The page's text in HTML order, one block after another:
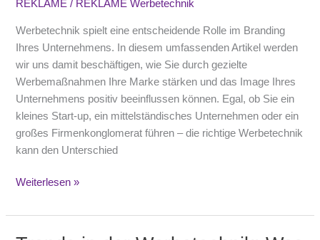
REKLAME / REKLAME Werbetechnik
Werbetechnik spielt eine entscheidende Rolle im Branding
Ihres Unternehmens. In diesem umfassenden Artikel werden
wir uns damit beschäftigen, wie Sie durch gezielte
Werbemaßnahmen Ihre Marke stärken und das Image Ihres
Unternehmens positiv beeinflussen können. Egal, ob Sie ein
kleines Start-up, ein mittelständisches Unternehmen oder ein
großes Firmenkonglomerat führen – die richtige Werbetechnik
kann den Unterschied
Branding
Ihres
Unternehmens
Weiterlesen »